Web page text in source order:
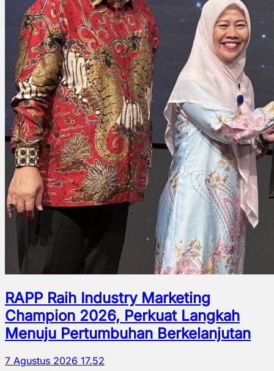
RAPP Raih Industry Marketing
Champion 2026, Perkuat Langkah
Menuju Pertumbuhan Berkelanjutan
7 Agustus 2026 17.52